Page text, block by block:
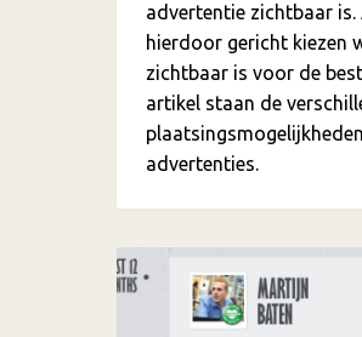
advertentie zichtbaar
hierdoor gericht kiezen
zichtbaar is voor de
artikel staan de
advertenties.